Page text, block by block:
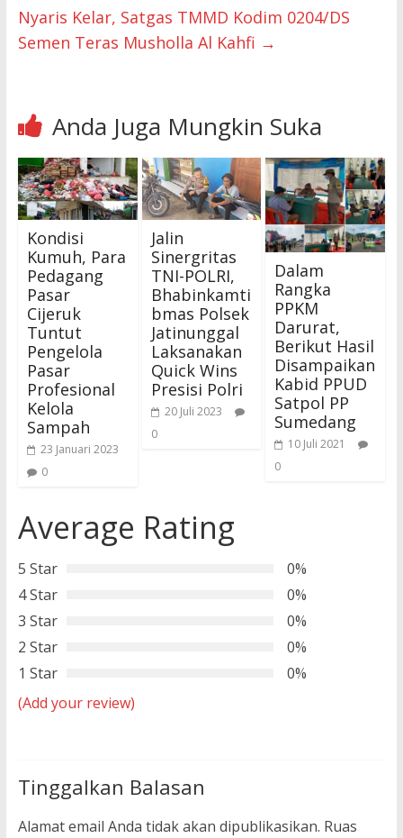
Nyaris Kelar, Satgas TMMD Kodim 0204/DS
Semen Teras Musholla Al Kahfi →
Anda Juga Mungkin Suka
Kondisi
Kumuh, Para
Pedagang
Pasar
Cijeruk
Tuntut
Pengelola
Pasar
Profesional
Kelola
Sampah
23 Januari 2023
0
Jalin
Sinergritas
TNI-POLRI,
Bhabinkamti
bmas Polsek
Jatinunggal
Laksanakan
Quick Wins
Presisi Polri
20 Juli 2023
0
Dalam
Rangka
PPKM
Darurat,
Berikut Hasil
Disampaikan
Kabid PPUD
Satpol PP
Sumedang
10 Juli 2021
0
Average Rating
5 Star
0%
4 Star
0%
3 Star
0%
2 Star
0%
1 Star
0%
(Add your review)
Tinggalkan Balasan
Alamat email Anda tidak akan dipublikasikan. Ruas